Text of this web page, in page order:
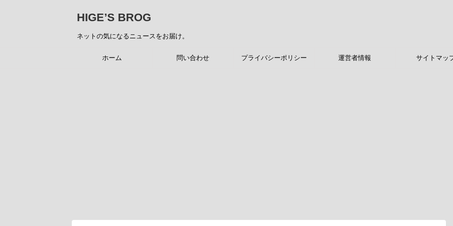
HIGE’S BROG
ネットの気になるニュースをお届け。
ホーム 問い合わせ プライバシーポリシー 運営者情報 サイトマッ